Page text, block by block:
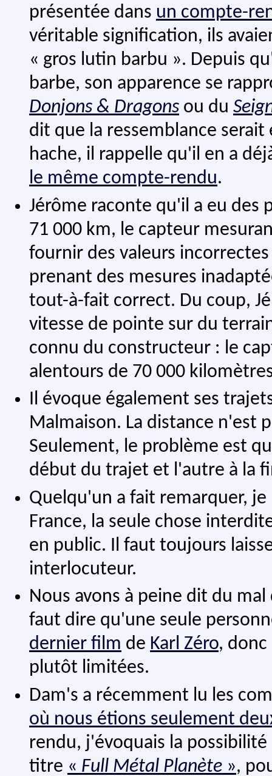
présentée dans un compte-
véritable signification, ils
« gros lutin barbu ». Depuis
barbe, son apparence se
Donjons & Dragons ou du
dit que la ressemblance
hache, il rappelle qu'il en a
le même compte-rendu.
Jérôme raconte qu'il a eu des
71 000 km, le capteur
fournir des valeurs
prenant des mesures
tout-à-fait correct. Du coup,
vitesse de pointe sur du
connu du constructeur : le
alentours de 70 000
Il évoque également ses
Malmaison. La distance n'est
Seulement, le problème est
début du trajet et l'autre à la
Quelqu'un a fait remarquer,
France, la seule chose
en public. Il faut toujours
interlocuteur.
Nous avons à peine dit du
faut dire qu'une seule
dernier film de Karl Zéro,
plutôt limitées.
Dam's a récemment lu les
où nous étions seulement
rendu, j'évoquais la
titre « Full Métal Planète »,